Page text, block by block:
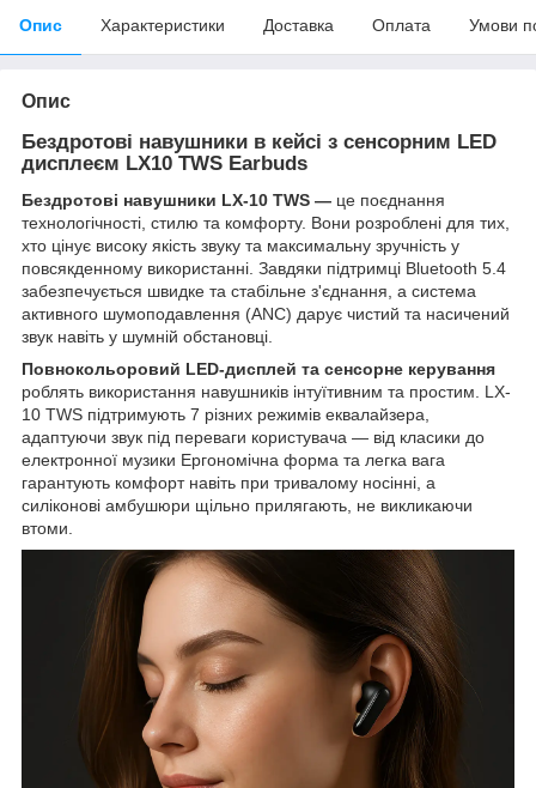
Опис Характеристики Доставка Оплата Умови
Опис
Бездротові навушники в кейсі з сенсорним LED
дисплеєм LX10 TWS Earbuds
Бездротові навушники LX-10 TWS — це поєднання
технологічності, стилю та комфорту. Вони розроблені для тих,
хто цінує високу якість звуку та максимальну зручність у
повсякденному використанні. Завдяки підтримці Bluetooth 5.4
забезпечується швидке та стабільне з'єднання, а система
активного шумоподавлення (ANC) дарує чистий та насичений
звук навіть у шумній обстановці.
Повнокольоровий LED-дисплей та сенсорне керування
роблять використання навушників інтуїтивним та простим. LX-
10 TWS підтримують 7 різних режимів еквалайзера,
адаптуючи звук під переваги користувача — від класики до
електронної музики Ергономічна форма та легка вага
гарантують комфорт навіть при тривалому носінні, а
силіконові амбушюри щільно прилягають, не викликаючи
втоми.